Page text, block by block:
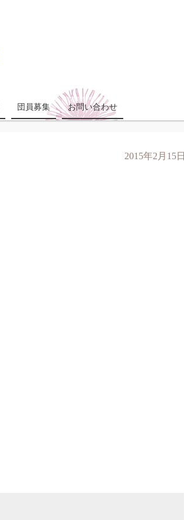
団員募集 お問い合わせ
2015年2月15日